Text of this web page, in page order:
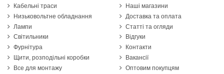
Кабельні траси
Низьковольтне обладнання
Лампи
Світильники
Фурнітура
Щити, розподільні коробки
Все для монтажу
Наші магазини
Доставка та оплата
Статті та огляди
Відгуки
Контакти
Вакансії
Оптовим покупцям